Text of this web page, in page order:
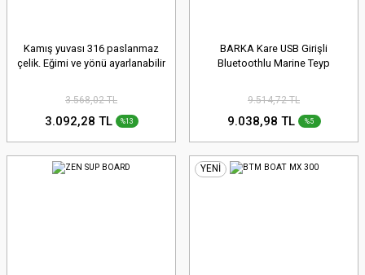
Kamış yuvası 316 paslanmaz
çelik. Eğimi ve yönü ayarlanabilir
3.568,02 TL
3.092,28 TL %13
BARKA Kare USB Girişli
Bluetoothlu Marine Teyp
9.514,72 TL
9.038,98 TL %5
YENİ